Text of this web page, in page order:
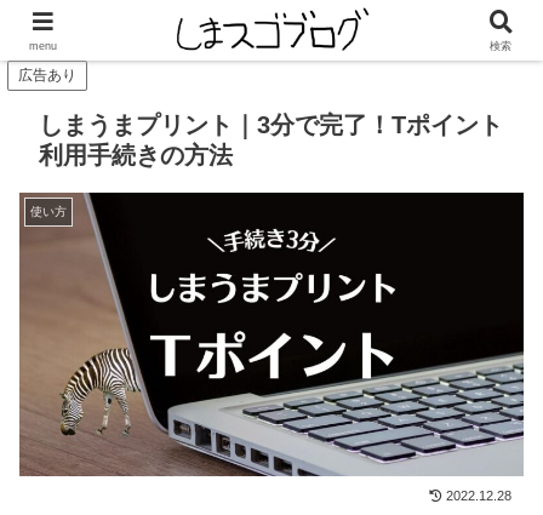
タップしてしまうまプリントの「今月のクーポン」をチェック！
広告あり
しまうまプリント｜3分で完了！Tポイント
利用手続きの方法
使い方
2022.12.28
menu 検索